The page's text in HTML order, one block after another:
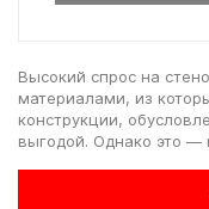
Высокий спрос на
материалами, из
конструкции,
выгодой. Однако это —